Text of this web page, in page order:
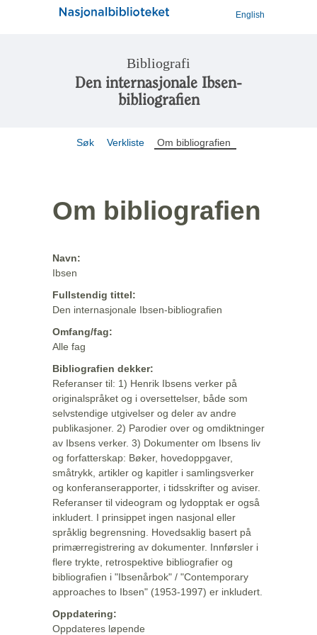
English
Bibliografi
Den internasjonale Ibsen-
bibliografien
Søk Verkliste Om bibliografien
Om bibliografien
Navn:
Ibsen
Fullstendig tittel:
Den internasjonale Ibsen-bibliografien
Omfang/fag:
Alle fag
Bibliografien dekker:
Referanser til: 1) Henrik Ibsens verker på
originalspråket og i oversettelser, både som
selvstendige utgivelser og deler av andre
publikasjoner. 2) Parodier over og omdiktninger
av Ibsens verker. 3) Dokumenter om Ibsens liv
og forfatterskap: Bøker, hovedoppgaver,
småtrykk, artikler og kapitler i samlingsverker
og konferanserapporter, i tidsskrifter og aviser.
Referanser til videogram og lydopptak er også
inkludert. I prinsippet ingen nasjonal eller
språklig begrensning. Hovedsaklig basert på
primærregistrering av dokumenter. Innførsler i
flere trykte, retrospektive bibliografier og
bibliografien i "Ibsenårbok" / "Contemporary
approaches to Ibsen" (1953-1997) er inkludert.
Oppdatering:
Oppdateres løpende